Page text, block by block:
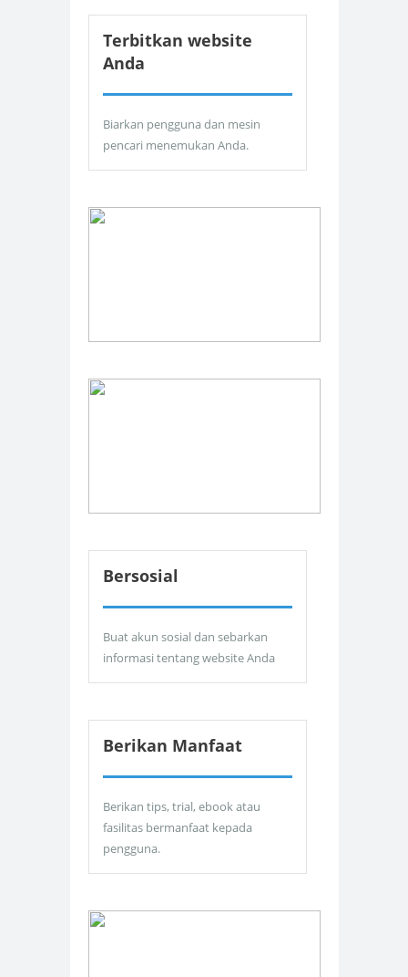
Terbitkan website
Anda
Biarkan pengguna dan mesin
pencari menemukan Anda.
Bersosial
Buat akun sosial dan sebarkan
informasi tentang website Anda
Berikan Manfaat
Berikan tips, trial, ebook atau
fasilitas bermanfaat kepada
pengguna.